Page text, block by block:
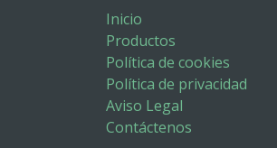
Inicio
Productos
Política de cookies
Política de privacidad
Aviso Legal
Contáctenos